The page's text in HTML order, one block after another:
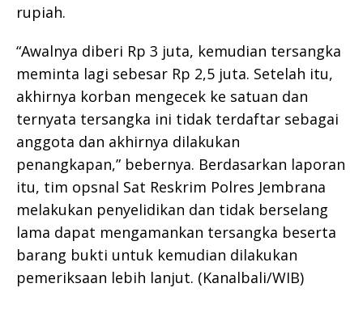
rupiah.
“Awalnya diberi Rp 3 juta, kemudian tersangka
meminta lagi sebesar Rp 2,5 juta. Setelah itu,
akhirnya korban mengecek ke satuan dan
ternyata tersangka ini tidak terdaftar sebagai
anggota dan akhirnya dilakukan
penangkapan,” bebernya. Berdasarkan laporan
itu, tim opsnal Sat Reskrim Polres Jembrana
melakukan penyelidikan dan tidak berselang
lama dapat mengamankan tersangka beserta
barang bukti untuk kemudian dilakukan
pemeriksaan lebih lanjut. (Kanalbali/WIB)